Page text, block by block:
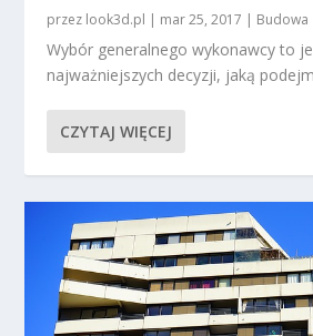
przez look3d.pl | mar 25, 2017 | Budowa
Wybór generalnego wykonawcy to
najważniejszych decyzji, jaką
CZYTAJ WIĘCEJ